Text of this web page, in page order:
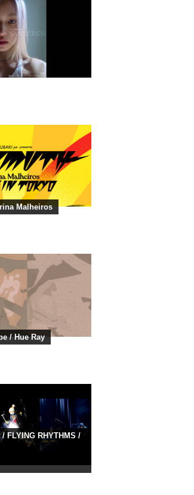
Malheiros
/ Hue Ray
/ FLYING RHYTHMS /